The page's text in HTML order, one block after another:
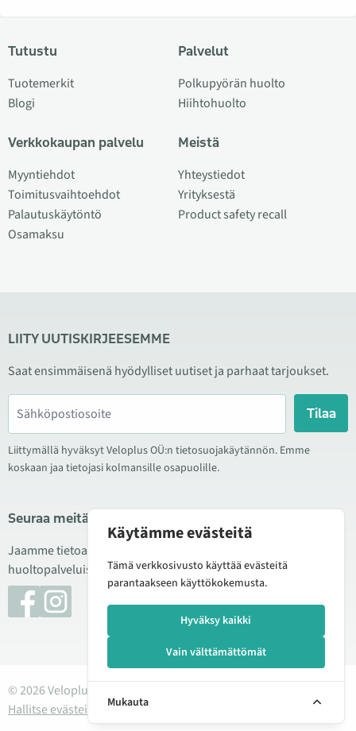
Tutustu
Tuotemerkit
Blogi
Verkkokaupan palvelu
Myyntiehdot
Toimitusvaihtoehdot
Palautuskäytöntö
Osamaksu
Palvelut
Polkupyörän huolto
Hiihtohuolto
Meistä
Yhteystiedot
Yrityksestä
Product safety recall
LIITY UUTISKIRJEESEMME
Saat ensimmäisenä hyödylliset uutiset ja parhaat tarjoukset.
Tilaa
Liittymällä hyväksyt Veloplus OÜ:n tietosuojakäytännön. Emme
koskaan jaa tietojasi kolmansille osapuolille.
Seuraa meitä sosiaalisessa mediassa
Jaamme tietoa hyvistä tarjouksista, uusista tuotteista ja
huoltopalveluista. Joskus julkaisemme myös tuote-esittelyjä.
© 2026 Veloplus OÜ. Kaikki oikeudet pidätetään
Hallitse evästeitä
Käytämme evästeitä
Tämä verkkosivusto käyttää evästeitä
parantaakseen käyttökokemusta.
Hyväksy kaikki
Vain välttämättömät
Mukauta